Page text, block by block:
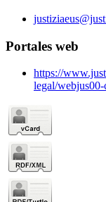
Portales web
https://
legal/webjus00-